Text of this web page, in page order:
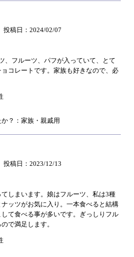
投稿日：2024/02/07
、フルーツ、パフが入っていて、とて
コレートです。家族も好きなので、必
？：家族・親戚用
投稿日：2023/12/13
しまいます。娘はフルーツ、私は3種
ッツがお気に入り。一本食べると結構
て食べる事が多いです。ぎっしりフル
で満足します。